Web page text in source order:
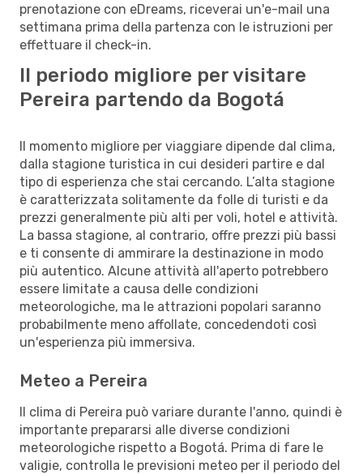
prenotazione con eDreams, riceverai un'e-mail una
settimana prima della partenza con le istruzioni per
effettuare il check-in.
Il periodo migliore per visitare
Pereira partendo da Bogotá
Il momento migliore per viaggiare dipende dal clima,
dalla stagione turistica in cui desideri partire e dal
tipo di esperienza che stai cercando. L’alta stagione
è caratterizzata solitamente da folle di turisti e da
prezzi generalmente più alti per voli, hotel e attività.
La bassa stagione, al contrario, offre prezzi più bassi
e ti consente di ammirare la destinazione in modo
più autentico. Alcune attività all'aperto potrebbero
essere limitate a causa delle condizioni
meteorologiche, ma le attrazioni popolari saranno
probabilmente meno affollate, concedendoti così
un'esperienza più immersiva.
Meteo a Pereira
Il clima di Pereira può variare durante l'anno, quindi è
importante prepararsi alle diverse condizioni
meteorologiche rispetto a Bogotá. Prima di fare le
valigie, controlla le previsioni meteo per il periodo del